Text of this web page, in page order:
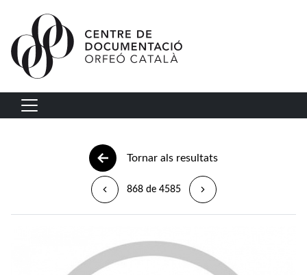
Vés al contingut
Navegació principal
Tornar als resultats
868 de 4585